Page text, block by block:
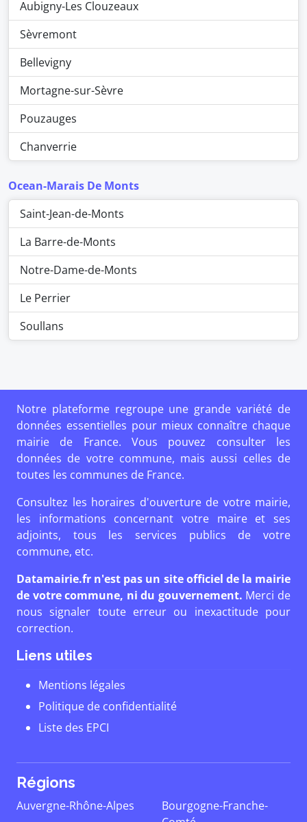
Aubigny-Les Clouzeaux
Sèvremont
Bellevigny
Mortagne-sur-Sèvre
Pouzauges
Chanverrie
Ocean-Marais De Monts
Saint-Jean-de-Monts
La Barre-de-Monts
Notre-Dame-de-Monts
Le Perrier
Soullans
Notre plateforme regroupe une grande variété de
données essentielles pour mieux connaître chaque
mairie de France. Vous pouvez consulter les
données de votre commune, mais aussi celles de
toutes les communes de France.
Consultez les horaires d'ouverture de votre mairie,
les informations concernant votre maire et ses
adjoints, tous les services publics de votre
commune, etc.
Datamairie.fr n'est pas un site officiel de la mairie
de votre commune, ni du gouvernement. Merci de
nous signaler toute erreur ou inexactitude pour
correction.
Liens utiles
Mentions légales
Politique de confidentialité
Liste des EPCI
Régions
Auvergne-Rhône-Alpes
Bourgogne-Franche-